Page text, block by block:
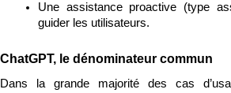
Une assistance proactive (type
guider les utilisateurs.
ChatGPT, le dénominateur commun
Dans la grande majorité des cas